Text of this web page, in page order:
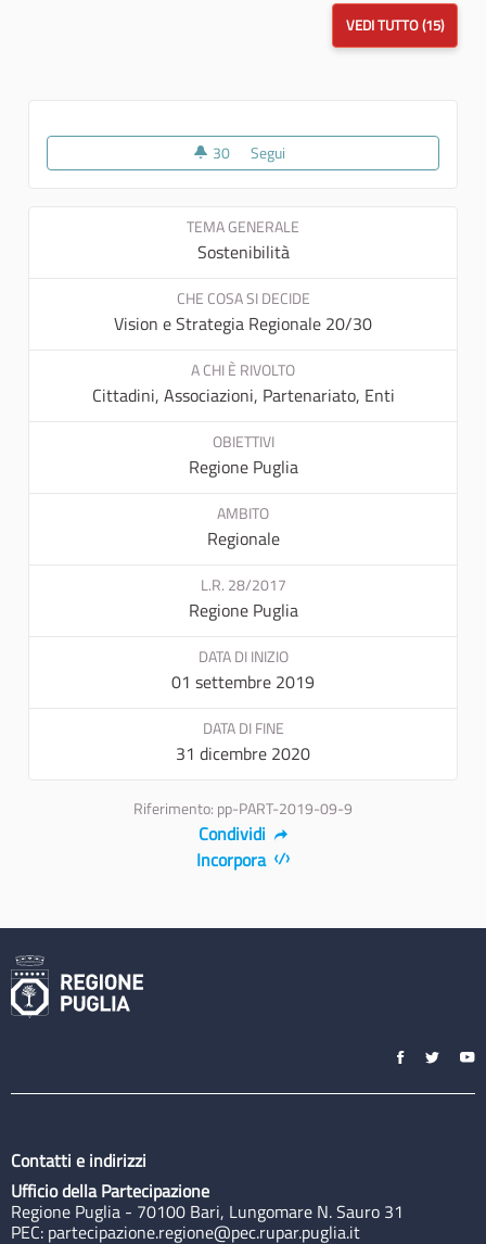
VEDI TUTTO (15)
30 30 sostenitori
Segui
TEMA GENERALE
Sostenibilità
CHE COSA SI DECIDE
Vision e Strategia Regionale 20/30
A CHI È RIVOLTO
Cittadini, Associazioni, Partenariato, Enti
OBIETTIVI
Regione Puglia
AMBITO
Regionale
L.R. 28/2017
Regione Puglia
DATA DI INIZIO
01 settembre 2019
DATA DI FINE
31 dicembre 2020
Riferimento: pp-PART-2019-09-9
Condividi
Incorpora
Contatti e indirizzi
Ufficio della Partecipazione
Regione Puglia - 70100 Bari, Lungomare N. Sauro 31
PEC: partecipazione.regione@pec.rupar.puglia.it